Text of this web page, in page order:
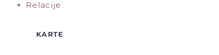
Relacije
KARTE